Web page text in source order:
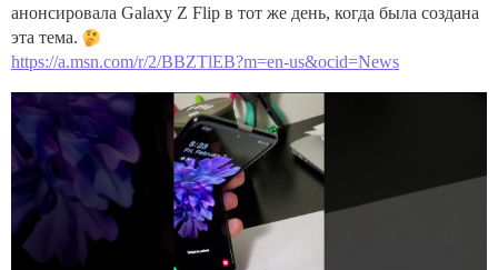
анонсировала Galaxy Z Flip в тот же день, когда была создана
эта тема.
https://a.msn.com/r/2/BBZTlEB?m=en-us&ocid=News